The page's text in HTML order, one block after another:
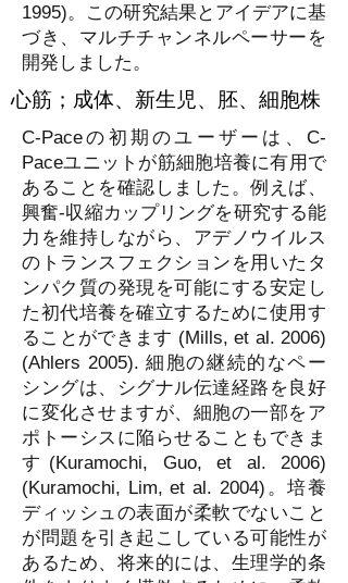
1995)。この研究結果とアイデアに基
づき、マルチチャンネルペーサーを
開発しました。
心筋；成体、新生児、胚、細胞株
C-Paceの初期のユーザーは、C-
Paceユニットが筋細胞培養に有用で
あることを確認しました。例えば、
興奮-収縮カップリングを研究する能
力を維持しながら、アデノウイルス
のトランスフェクションを用いたタ
ンパク質の発現を可能にする安定し
た初代培養を確立するために使用す
ることができます (Mills, et al. 2006)
(Ahlers 2005). 細胞の継続的なペー
シングは、シグナル伝達経路を良好
に変化させますが、細胞の一部をア
ポトーシスに陥らせることもできま
す(Kuramochi, Guo, et al. 2006)
(Kuramochi, Lim, et al. 2004)。培養
ディッシュの表面が柔軟でないこと
が問題を引き起こしている可能性が
あるため、将来的には、生理学的条